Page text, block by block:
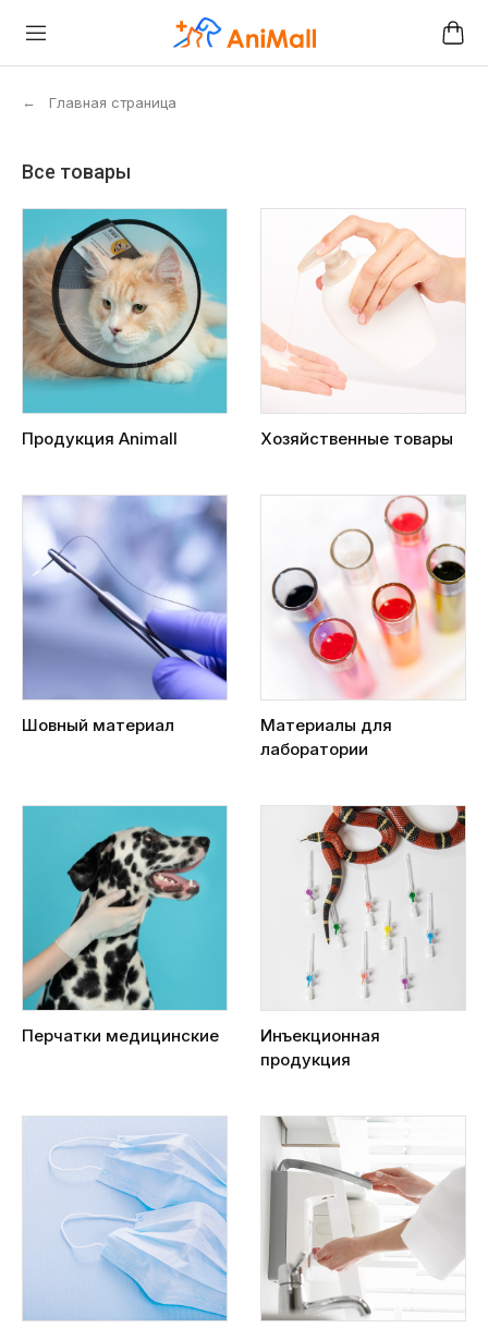
← Главная страница
Все товары
Продукция Animall Хозяйственные товары
Шовный материал
Материалы для
лаборатории
Перчатки медицинские
Инъекционная
продукция